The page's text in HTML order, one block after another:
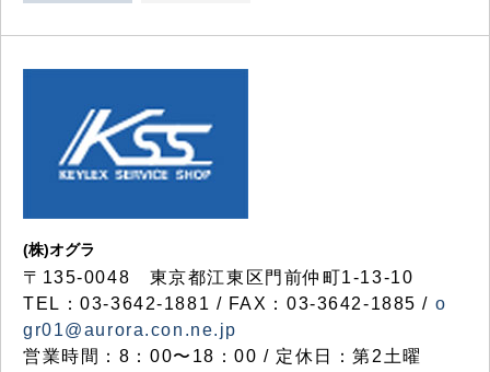
(株)オグラ
〒135-0048 東京都江東区門前仲町1-13-10
TEL：03-3642-1881 / FAX：03-3642-1885 / o
gr01@aurora.con.ne.jp
営業時間：8：00〜18：00 / 定休日：第2土曜